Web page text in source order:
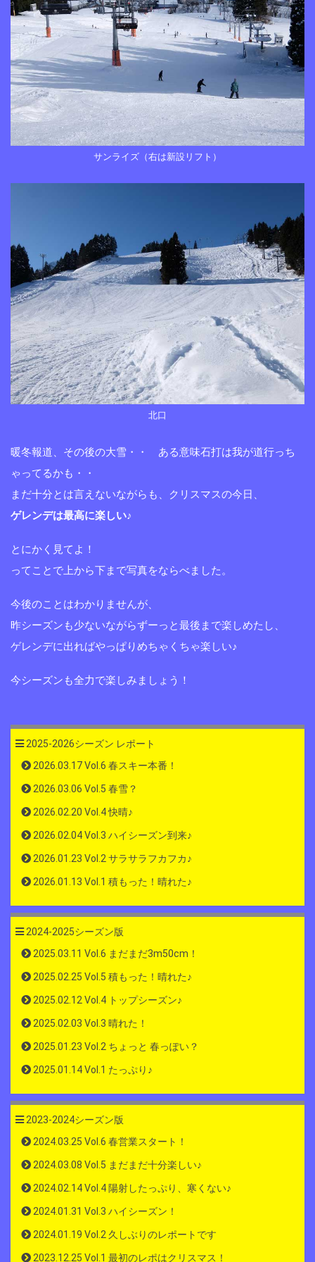
サンライズ（右は新設リフト）
北口
暖冬報道、その後の大雪・・ ある意味石打は我が道行っち
ゃってるかも・・
まだ十分とは言えないながらも、クリスマスの今日、
ゲレンデは最高に楽しい♪
とにかく見てよ！
ってことで上から下まで写真をならべました。
今後のことはわかりませんが、
昨シーズンも少ないながらずーっと最後まで楽しめたし、
ゲレンデに出ればやっぱりめちゃくちゃ楽しい♪
今シーズンも全力で楽しみましょう！
2025-2026シーズン レポート
2026.03.17 Vol.6 春スキー本番！
2026.03.06 Vol.5 春雪？
2026.02.20 Vol.4 快晴♪
2026.02.04 Vol.3 ハイシーズン到来♪
2026.01.23 Vol.2 サラサラフカフカ♪
2026.01.13 Vol.1 積もった！晴れた♪
2024-2025シーズン版
2025.03.11 Vol.6 まだまだ3m50cm！
2025.02.25 Vol.5 積もった！晴れた♪
2025.02.12 Vol.4 トップシーズン♪
2025.02.03 Vol.3 晴れた！
2025.01.23 Vol.2 ちょっと 春っぽい？
2025.01.14 Vol.1 たっぷり♪
2023-2024シーズン版
2024.03.25 Vol.6 春営業スタート！
2024.03.08 Vol.5 まだまだ十分楽しい♪
2024.02.14 Vol.4 陽射したっぷり、寒くない♪
2024.01.31 Vol.3 ハイシーズン！
2024.01.19 Vol.2 久しぶりのレポートです
2023.12.25 Vol.1 最初のレポはクリスマス！